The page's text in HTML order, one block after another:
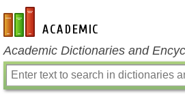
en-academic.com
Academic Dictionaries and